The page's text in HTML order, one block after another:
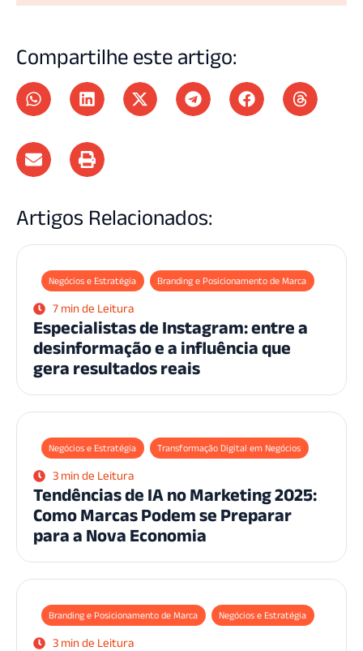
Compartilhe este artigo:
Artigos Relacionados:
Negócios e Estratégia Branding e Posicionamento de Marca
7 min de Leitura
Especialistas de Instagram: entre a
desinformação e a influência que
gera resultados reais
Negócios e Estratégia Transformação Digital em Negócios
3 min de Leitura
Tendências de IA no Marketing 2025:
Como Marcas Podem se Preparar
para a Nova Economia
Branding e Posicionamento de Marca Negócios e Estratégia
3 min de Leitura